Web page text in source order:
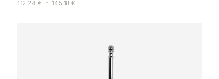
112,24 € - 145,18€